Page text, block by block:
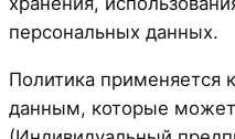
персональных данных.
Политика применяется
данным, которые